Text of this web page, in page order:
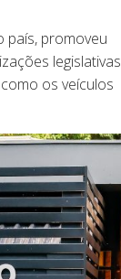
país, promoveu
legislativas
os veículos